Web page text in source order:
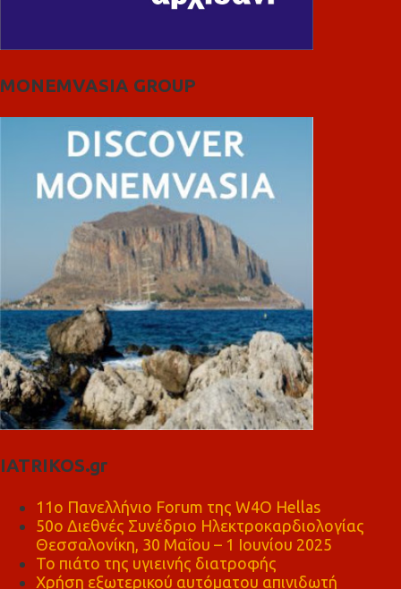
MONEMVASIA GROUP
IATRIKOS.gr
11ο Πανελλήνιο Forum της W4O Hellas
50ο Διεθνές Συνέδριο Ηλεκτροκαρδιολογίας
Θεσσαλονίκη, 30 Μαΐου – 1 Ιουνίου 2025
Το πιάτο της υγιεινής διατροφής
Χρήση εξωτερικού αυτόματου απινιδωτή